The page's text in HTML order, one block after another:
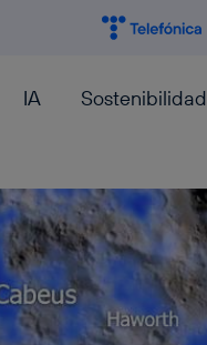
IA Sostenibilidad